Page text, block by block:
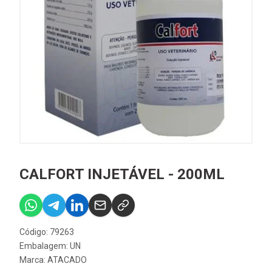
CALFORT INJETÁVEL - 200ML
Código: 79263
Embalagem: UN
Marca: ATACADO